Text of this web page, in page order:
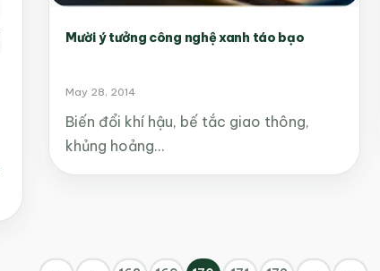
Mười ý tưởng công nghệ xanh táo bạo
May 28, 2014
Biến đổi khí hậu, bế tắc giao thông,
khủng hoảng…